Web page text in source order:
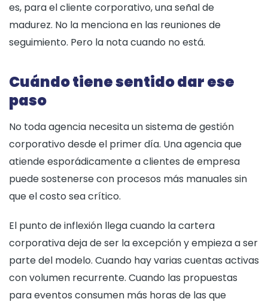
es, para el cliente corporativo, una señal de
madurez. No la menciona en las reuniones de
seguimiento. Pero la nota cuando no está.
Cuándo tiene sentido dar ese
paso
No toda agencia necesita un sistema de gestión
corporativo desde el primer día. Una agencia que
atiende esporádicamente a clientes de empresa
puede sostenerse con procesos más manuales sin
que el costo sea crítico.
El punto de inflexión llega cuando la cartera
corporativa deja de ser la excepción y empieza a ser
parte del modelo. Cuando hay varias cuentas activas
con volumen recurrente. Cuando las propuestas
para eventos consumen más horas de las que